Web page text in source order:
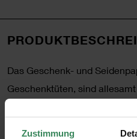
Zustimmung
Das Geschenk- und
Geschenktüten, sind